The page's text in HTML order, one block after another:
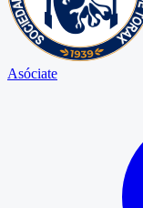
Asóciate